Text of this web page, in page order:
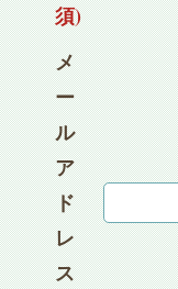
須)
メ
ー
ル
ア
ド
レ
ス